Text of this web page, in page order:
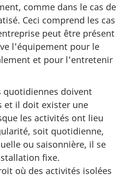
comme dans le cas de
Ceci comprend les cas
peut être présent
l'équipement pour le
et pour l'entretenir
quotidiennes doivent
et il doit exister une
les activités ont lieu
soit quotidienne,
ou saisonnière, il se
fixe.
où des activités isolées